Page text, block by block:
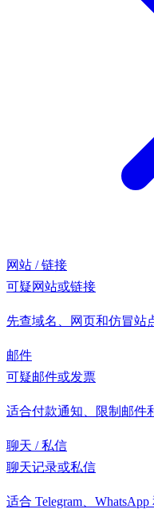
网站 / 链接
可疑网站或链接
先查域名、网页和仿冒站
邮件
可疑邮件或发票
适合付款通知、限制邮件
聊天 / 私信
聊天记录或私信
适合 Telegram、WhatsApp